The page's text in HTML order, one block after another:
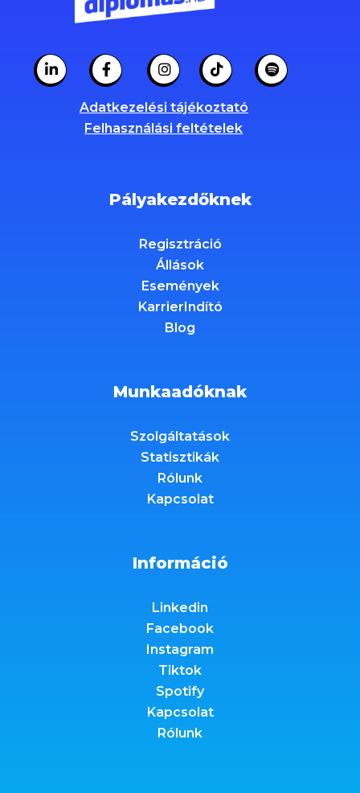
Adatkezelési tájékoztató
Felhasználási feltételek
Pályakezdőknek
Regisztráció
Állások
Események
KarrierIndító
Blog
Munkaadóknak
Szolgáltatások
Statisztikák
Rólunk
Kapcsolat
Információ
Linkedin
Facebook
Instagram
Tiktok
Spotify
Kapcsolat
Rólunk